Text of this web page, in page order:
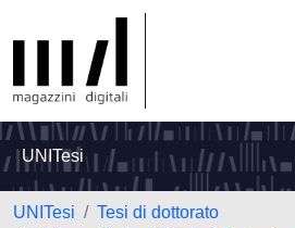
UNITesi
UNITesi
Tesi di dottorato